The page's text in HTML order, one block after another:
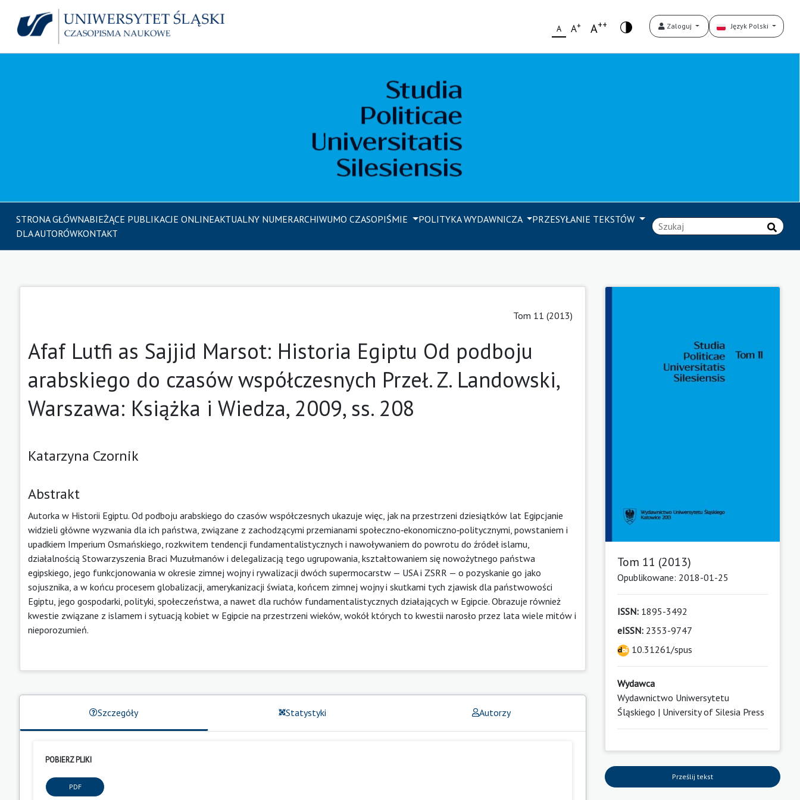
A A+ A++ Zaloguj Język Polski
STRONA GŁÓWNABIEŻĄCE PUBLIKACJE ONLINEAKTUALNY NUMERARCHIWUMO CZASOPIŚMIE POLITYKA WYDAWNICZA
PRZESYŁANIE TEKSTÓW
DLA AUTORÓWKONTAKT
Tom 11 (2013)
Afaf Lutfi as Sajjid Marsot: Historia Egiptu Od podboju
arabskiego do czasów współczesnych Przeł. Z. Landowski,
Warszawa: Książka i Wiedza, 2009, ss. 208
Katarzyna Czornik
Abstrakt
Autorka w Historii Egiptu. Od podboju arabskiego do czasów współczesnych ukazuje więc, jak na przestrzeni dziesiątków lat Egipcjanie
widzieli główne wyzwania dla ich państwa, związane z zachodzącymi przemianami społeczno‑ekonomiczno‑politycznymi, powstaniem i
upadkiem Imperium Osmańskiego, rozkwitem tendencji fundamentalistycznych i nawoływaniem do powrotu do źródeł islamu,
działalnością Stowarzyszenia Braci Muzułma­nów i delegalizacją tego ugrupowania, kształtowaniem się nowożytnego państwa
egipskiego, jego funkcjonowania w okresie zimnej wojny i rywalizacji dwóch supermocarstw — USA i ZSRR — o pozyskanie go jako
sojusznika, a w końcu procesem globalizacji, amerykanizacji świata, końcem zimnej wojny i skutkami tych zjawisk dla państwowości
Egiptu, jego gospodarki, polityki, społeczeństwa, a nawet dla ruchów fundamentalistycznych działających w Egipcie. Obrazuje również
kwestie związane z islamem i sytuacją kobiet w Egipcie na przestrzeni wieków, wokół których to kwestii narosło przez lata wiele mitów i
nieporozumień.
Szczegóły Statystyki Autorzy
POBIERZ PLIKI
PDF
Tom 11 (2013)
Opublikowane: 2018-01-25
ISSN:1895-3492
eISSN:2353-9747
10.31261/spus
Wydawca
Wydawnictwo Uniwersytetu
Śląskiego | University of Silesia Press
Prześlij tekst